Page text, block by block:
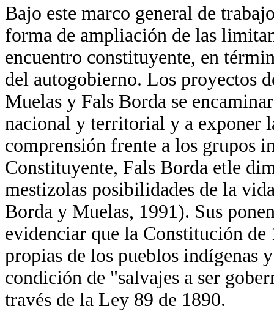
Bajo este marco general de
forma de ampliación de las
encuentro constituyente, en
del autogobierno. Los proyectos
Muelas y Fals Borda se
nacional y territorial y a exponer
comprensión frente a los grupos
Constituyente, Fals Borda etle
mestizolas posibilidades de la
Borda y Muelas, 1991). Sus
evidenciar que la Constitución de
propias de los pueblos indígenas
condición de "salvajes a ser
través de la Ley 89 de 1890.